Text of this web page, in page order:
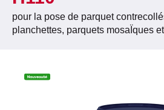
pour la pose de parquet
planchettes, parquets mosaÏques